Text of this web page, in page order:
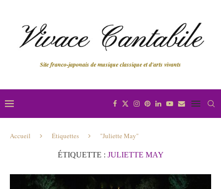
Site franco-japonais de musique classique et d'arts vivants
Accueil Étiquettes "Juliette May"
ÉTIQUETTE : JULIETTE MAY